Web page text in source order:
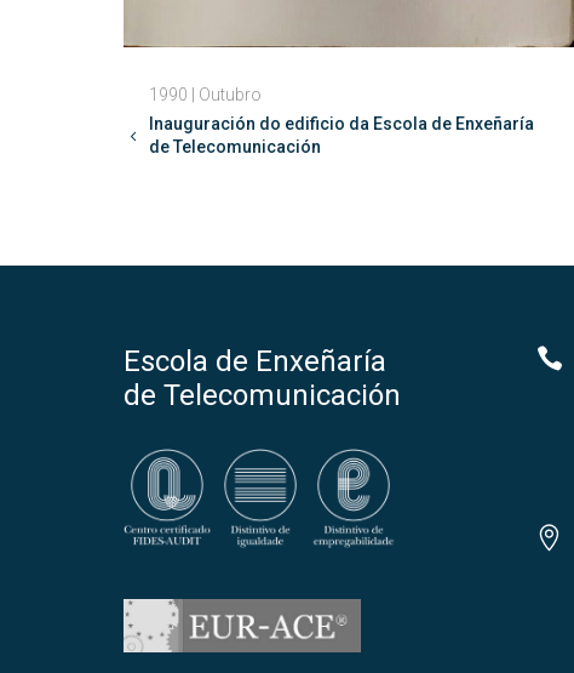
1990 | Outubro
Inauguración do edificio da Escola de Enxeñaría
de Telecomunicación
Escola de Enxeñaría
de Telecomunicación